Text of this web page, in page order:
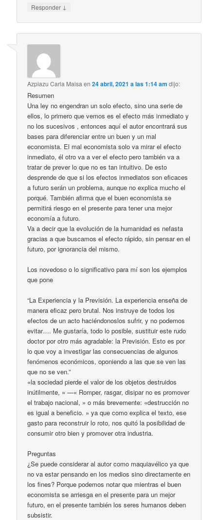
Responder ↓
Azpiazu Carla Maisa en24 abril, 2021 a las 1:14 am dijo:
Resumen
Una ley no engendran un solo efecto, sino una serie de
ellos, lo primero que vemos es el efecto más inmediato y
no los sucesivos , entonces aquí el autor encontrará sus
bases para diferenciar entre un buen y un mal
economista. El mal economista solo va mirar el efecto
inmediato, él otro va a ver el efecto pero también va a
tratar de prever lo que no es tan intuitivo. De esto
desprende de que si los efectos inmediatos son eficaces
a futuro serán un problema, aunque no explica mucho el
porqué. También afirma que el buen economista se
permitirá riesgo en el presente para tener una mejor
economía a futuro.
Va a decir que la evolución de la humanidad es nefasta
gracias a que buscamos el efecto rápido, sin pensar en el
futuro, por ignorancia del mismo.
Los novedoso o lo significativo para mí son los ejemplos
que pone
“La Experiencia y la Previsión. La experiencia enseña de
manera eficaz pero brutal. Nos instruye de todos los
efectos de un acto haciéndonoslos sufrir, y no podemos
evitar…. Me gustaría, todo lo posible, sustituir este rudo
doctor por otro más agradable: la Previsión. Esto es por
lo que voy a investigar las consecuencias de algunos
fenómenos económicos, oponiendo a las que se ven las
que no se ven.”
«la sociedad pierde el valor de los objetos destruidos
inútilmente, » —« Romper, rasgar, disipar no es promover
el trabajo nacional, » o más brevemente: «destrucción no
es igual a beneficio. » ya que como explica el texto, ese
gasto para reconstruir lo roto, nos quitó la posibilidad de
consumir otro bien y promover otra industria.
Preguntas
¿Se puede considerar al autor como maquiavélico ya que
no va estar pensando en los medios sino directamente en
los fines? Porque podemos notar que mientras el buen
economista se arriesga en el presente para un mejor
futuro, en el presente también los seres humanos deben
subsistir.